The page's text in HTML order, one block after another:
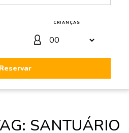
CRIANÇAS
Reservar
SANTUÁRIO